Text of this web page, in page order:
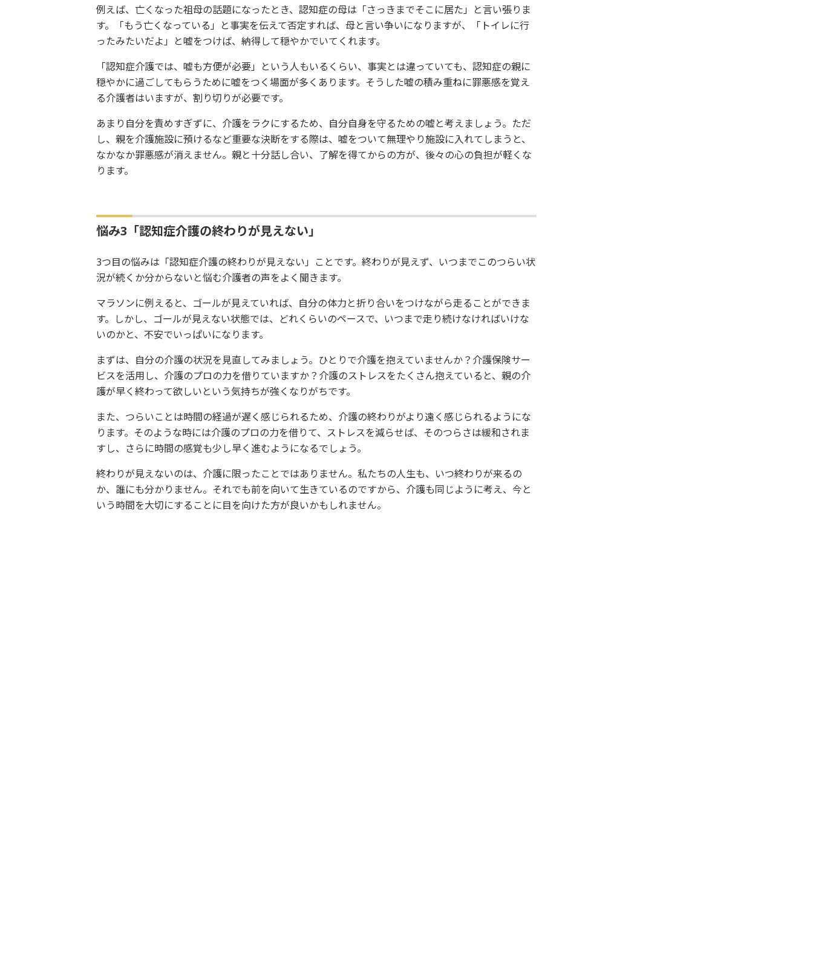
例えば、亡くなった祖母の話題になったとき、認知症の母は「さっきまでそこに居た」と言い張りま
す。「もう亡くなっている」と事実を伝えて否定すれば、母と言い争いになりますが、「トイレに行
ったみたいだよ」と嘘をつけば、納得して穏やかでいてくれます。
「認知症介護では、嘘も方便が必要」という人もいるくらい、事実とは違っていても、認知症の親に
穏やかに過ごしてもらうために嘘をつく場面が多くあります。そうした嘘の積み重ねに罪悪感を覚え
る介護者はいますが、割り切りが必要です。
あまり自分を責めすぎずに、介護をラクにするため、自分自身を守るための嘘と考えましょう。ただ
し、親を介護施設に預けるなど重要な決断をする際は、嘘をついて無理やり施設に入れてしまうと、
なかなか罪悪感が消えません。親と十分話し合い、了解を得てからの方が、後々の心の負担が軽くな
ります。
悩み3「認知症介護の終わりが見えない」
3つ目の悩みは「認知症介護の終わりが見えない」ことです。終わりが見えず、いつまでこのつらい状
況が続くか分からないと悩む介護者の声をよく聞きます。
マラソンに例えると、ゴールが見えていれば、自分の体力と折り合いをつけながら走ることができま
す。しかし、ゴールが見えない状態では、どれくらいのペースで、いつまで走り続けなければいけな
いのかと、不安でいっぱいになります。
まずは、自分の介護の状況を見直してみましょう。ひとりで介護を抱えていませんか？介護保険サー
ビスを活用し、介護のプロの力を借りていますか？介護のストレスをたくさん抱えていると、親の介
護が早く終わって欲しいという気持ちが強くなりがちです。
また、つらいことは時間の経過が遅く感じられるため、介護の終わりがより遠く感じられるようにな
ります。そのような時には介護のプロの力を借りて、ストレスを減らせば、そのつらさは緩和されま
すし、さらに時間の感覚も少し早く進むようになるでしょう。
終わりが見えないのは、介護に限ったことではありません。私たちの人生も、いつ終わりが来るの
か、誰にも分かりません。それでも前を向いて生きているのですから、介護も同じように考え、今と
いう時間を大切にすることに目を向けた方が良いかもしれません。